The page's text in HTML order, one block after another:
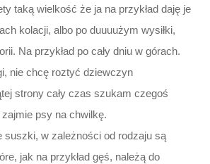
taką wielkość że ja na przykład daję je
kolacji, albo po duuuużym wysiłki,
Na przykład po cały dniu w górach.
nie chcę roztyć dziewczyn
strony cały czas szukam czegoś
psy na chwilkę.
suszki, w zależności od rodzaju są
jak na przykład gęś, należą do